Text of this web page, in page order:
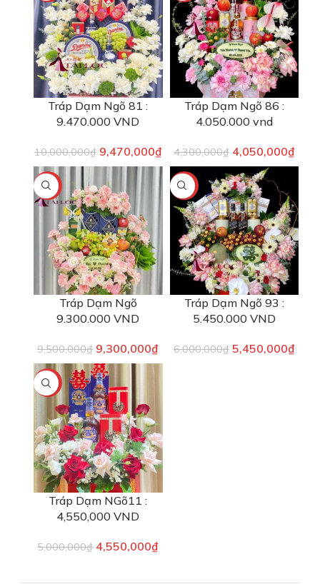
Tráp Dạm Ngõ 81 :
9.470.000 VND
10,000,000₫ 9,470,000₫
Tráp Dạm Ngõ 86 :
4.050.000 vnd
4,300,000₫ 4,050,000₫
-2%
Tráp Dạm Ngõ
9.300.000 VND
9,500,000₫ 9,300,000₫
-9%
Tráp Dạm Ngõ 93 :
5.450.000 VND
6,000,000₫ 5,450,000₫
-9%
Tráp Dạm NGõ11 :
4,550,000 VND
5,000,000₫ 4,550,000₫